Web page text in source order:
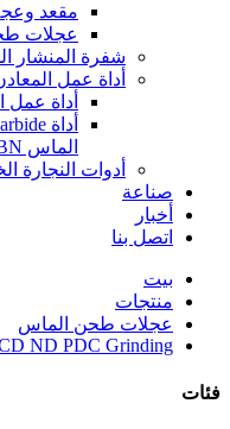
مقعد
عجلات
شفرة المنشار
أداة عمل
أداة
الماس CBN
أدوات النجارة
صناعة
أخبار
اتصل بنا
بيت
منتجات
عجلات طحن الماس
ND PDC Grinding
فئات